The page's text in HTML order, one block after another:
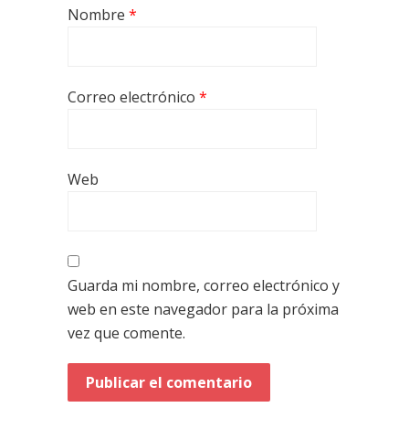
Nombre *
Correo electrónico *
Web
Guarda mi nombre, correo electrónico y
web en este navegador para la próxima
vez que comente.